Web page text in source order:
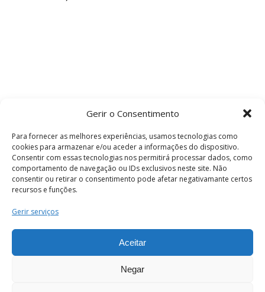
Gerir o Consentimento
Para fornecer as melhores experiências, usamos tecnologias como
cookies para armazenar e/ou aceder a informações do dispositivo.
Consentir com essas tecnologias nos permitirá processar dados, como
comportamento de navegação ou IDs exclusivos neste site. Não
consentir ou retirar o consentimento pode afetar negativamante certos
recursos e funções.
Gerir serviços
Aceitar
Negar
Termos e Condições
os direitos reservados.